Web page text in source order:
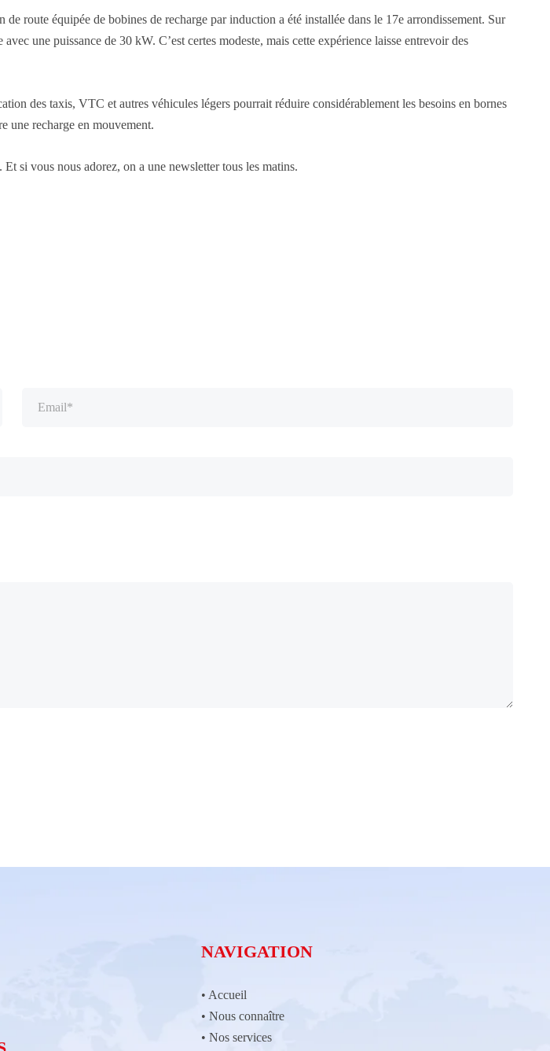
route équipée de bobines de recharge par induction a été installée dans le 17e arrondissement. Sur
une puissance de 30 kW. C’est certes modeste, mais cette expérience laisse entrevoir des
des taxis, VTC et autres véhicules légers pourrait réduire considérablement les besoins en bornes
une recharge en mouvement.
si vous nous adorez, on a une newsletter tous les matins.
NAVIGATION
• Accueil
•Nous connaître
•Nos services